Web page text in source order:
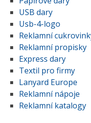
USB dary
Usb-4-logo
Reklamní
Reklamní propisky
Express dary
Textil pro firmy
Lanyard Europe
Reklamní nápoje
Reklamní katalogy